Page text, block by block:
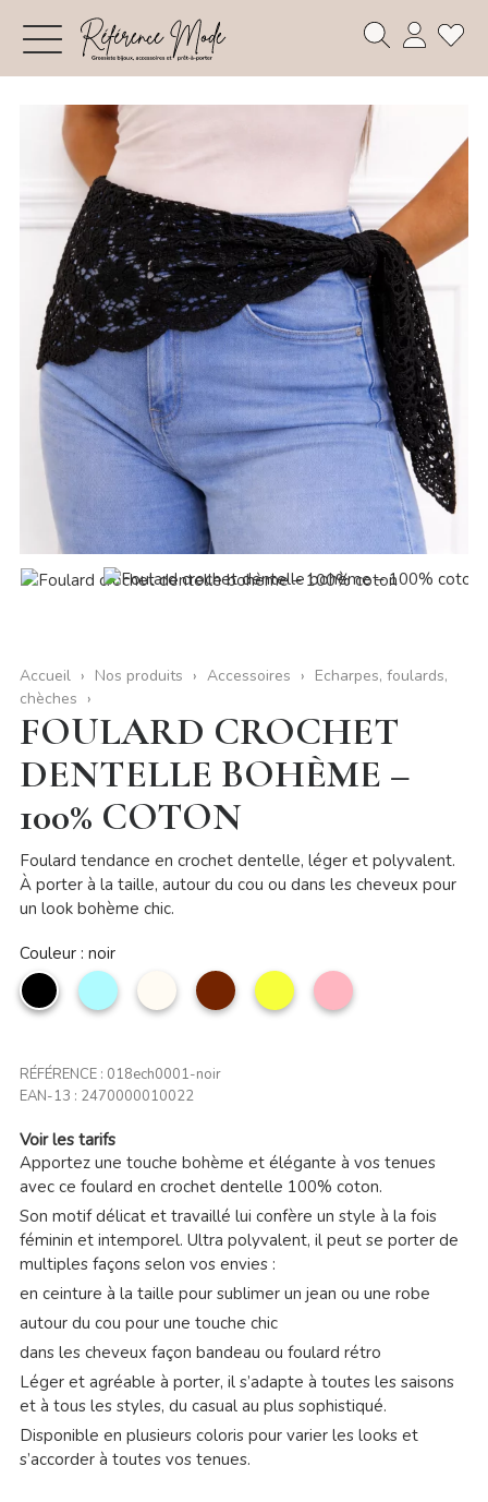
Accueil Nos produits Accessoires
Echarpes, foulards,
chèches
FOULARD CROCHET
DENTELLE BOHÈME –
100% COTON
Foulard tendance en crochet dentelle, léger et polyvalent.
À porter à la taille, autour du cou ou dans les cheveux pour
un look bohème chic.
Couleur : noir
noir
Bleu
ciel
Beige Marron Citron
Rose
clair
RÉFÉRENCE : 018ech0001-noir
EAN-13 : 2470000010022
Voir les tarifs
Apportez une touche bohème et élégante à vos tenues
avec ce foulard en crochet dentelle 100% coton.
Son motif délicat et travaillé lui confère un style à la fois
féminin et intemporel. Ultra polyvalent, il peut se porter de
multiples façons selon vos envies :
en ceinture à la taille pour sublimer un jean ou une robe
autour du cou pour une touche chic
dans les cheveux façon bandeau ou foulard rétro
Léger et agréable à porter, il s’adapte à toutes les saisons
et à tous les styles, du casual au plus sophistiqué.
Disponible en plusieurs coloris pour varier les looks et
s’accorder à toutes vos tenues.